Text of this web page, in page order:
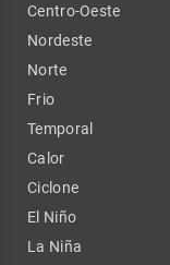
Centro-Oeste
Nordeste
Norte
Frio
Temporal
Calor
Ciclone
El Niño
La Niña